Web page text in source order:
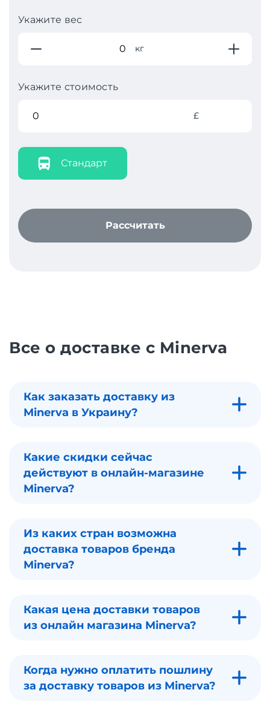
Укажите вес
кг
Укажите стоимость
£
Стандарт
Рассчитать
Все о доставке с Minerva
Как заказать доставку из
Minerva в Украину?
Какие скидки сейчас
действуют в онлайн-магазине
Minerva?
Из каких стран возможна
доставка товаров бренда
Minerva?
Какая цена доставки товаров
из онлайн магазина Minerva?
Когда нужно оплатить пошлину
за доставку товаров из Minerva?